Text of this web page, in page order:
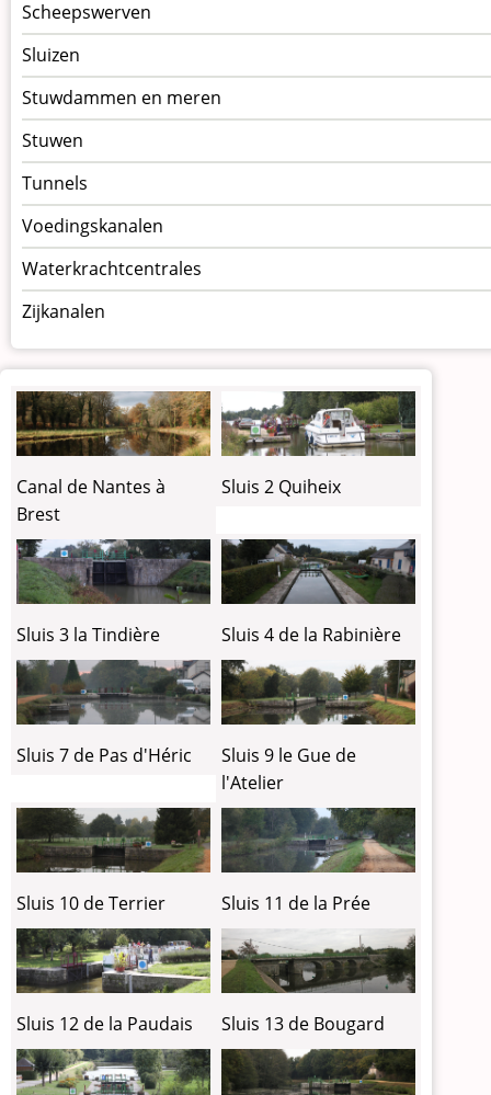
Scheepswerven
Sluizen
Stuwdammen en meren
Stuwen
Tunnels
Voedingskanalen
Waterkrachtcentrales
Zijkanalen
Canal de Nantes à
Brest
Sluis 2 Quiheix
Sluis 3 la Tindière Sluis 4 de la Rabinière
Sluis 7 de Pas d'Héric
Sluis 9 le Gue de
l'Atelier
Sluis 10 de Terrier Sluis 11 de la Prée
Sluis 12 de la Paudais Sluis 13 de Bougard